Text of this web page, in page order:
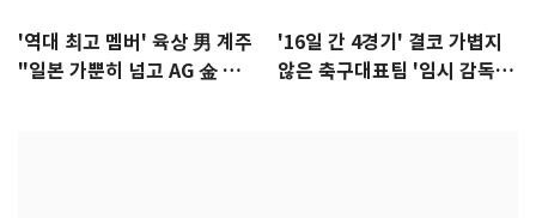
'역대 최고 멤버' 육상 男 계주
"일본 가뿐히 넘고 AG 金 따겠
'16일 간 4경기' 결코 가볍지
않은 축구대표팀 '임시 감독'